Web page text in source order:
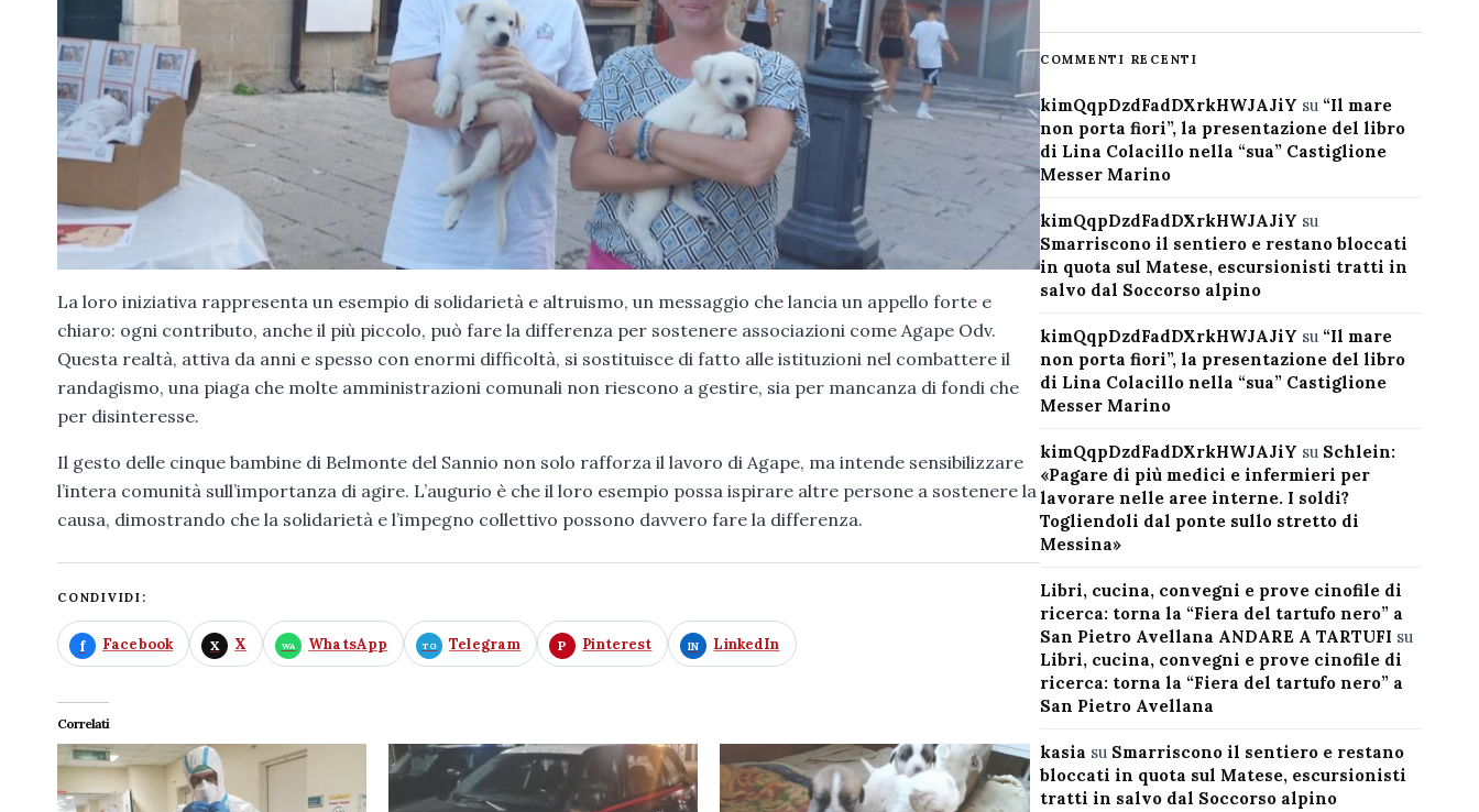
La loro iniziativa rappresenta un esempio di solidarietà e altruismo, un messaggio che lancia un appello forte e
chiaro: ogni contributo, anche il più piccolo, può fare la differenza per sostenere associazioni come Agape Odv.
Questa realtà, attiva da anni e spesso con enormi difficoltà, si sostituisce di fatto alle istituzioni nel combattere il
randagismo, una piaga che molte amministrazioni comunali non riescono a gestire, sia per mancanza di fondi che
per disinteresse.
Il gesto delle cinque bambine di Belmonte del Sannio non solo rafforza il lavoro di Agape, ma intende sensibilizzare
l’intera comunità sull’importanza di agire. L’augurio è che il loro esempio possa ispirare altre persone a sostenere la
causa, dimostrando che la solidarietà e l’impegno collettivo possono davvero fare la differenza.
CONDIVIDI:
Facebook X WhatsApp Telegram Pinterest LinkedIn
Correlati
COMMENTI RECENTI
kimQqpDzdFadDXrkHWJAJiY su “Il mare
non porta fiori”, la presentazione del libro
di Lina Colacillo nella “sua” Castiglione
Messer Marino
kimQqpDzdFadDXrkHWJAJiY su
Smarriscono il sentiero e restano bloccati
in quota sul Matese, escursionisti tratti in
salvo dal Soccorso alpino
kimQqpDzdFadDXrkHWJAJiY su “Il mare
non porta fiori”, la presentazione del libro
di Lina Colacillo nella “sua” Castiglione
Messer Marino
kimQqpDzdFadDXrkHWJAJiY su Schlein:
«Pagare di più medici e infermieri per
lavorare nelle aree interne. I soldi?
Togliendoli dal ponte sullo stretto di
Messina»
Libri, cucina, convegni e prove cinofile di
ricerca: torna la “Fiera del tartufo nero” a
San Pietro Avellana ANDARE A TARTUFI su
Libri, cucina, convegni e prove cinofile di
ricerca: torna la “Fiera del tartufo nero” a
San Pietro Avellana
kasia su Smarriscono il sentiero e restano
bloccati in quota sul Matese, escursionisti
tratti in salvo dal Soccorso alpino